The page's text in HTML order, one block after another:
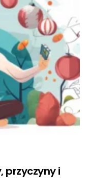
przyczyny i